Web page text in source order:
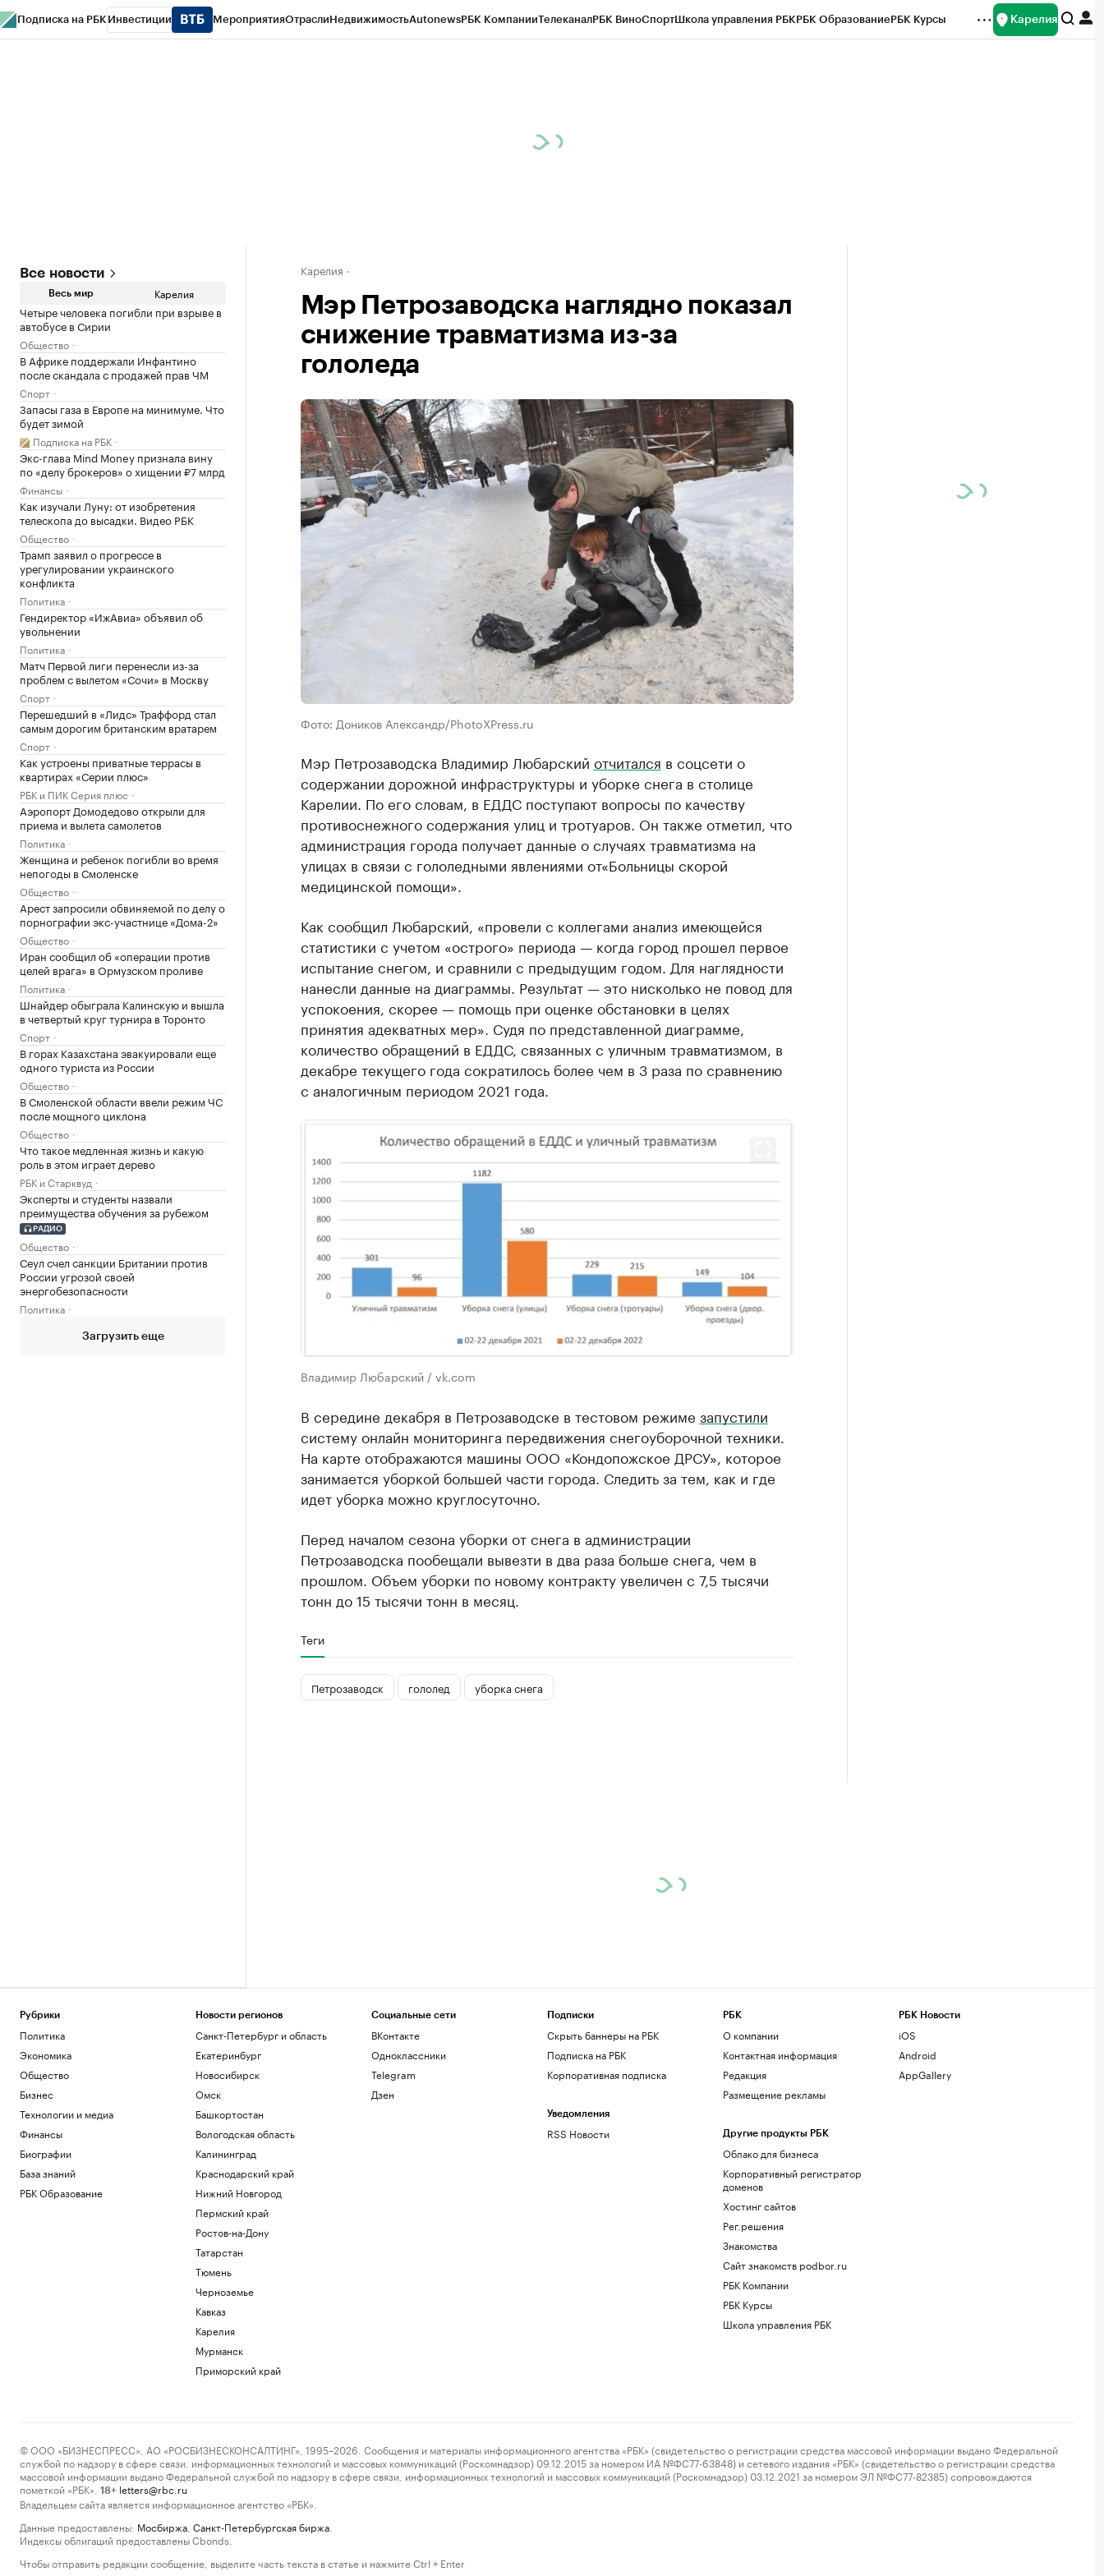
Подписка на РБК Инвестиции МероприятияОтраслиНедвижимостьAutonewsРБК КомпанииТелеканалРБК ВиноСпортШкола управления РБКРБК ОбразованиеРБК Курсы Карелия
Все новости
Весь мир Карелия
Четыре человека погибли при взрыве в
автобусе в Сирии
Общество
В Африке поддержали Инфантино
после скандала с продажей прав ЧМ
Спорт
Запасы газа в Европе на минимуме. Что
будет зимой
Подписка на РБК
Экс-глава Mind Money признала вину
по «делу брокеров» о хищении ₽7 млрд
Финансы
Как изучали Луну: от изобретения
телескопа до высадки. Видео РБК
Общество
Трамп заявил о прогрессе в
урегулировании украинского
конфликта
Политика
Гендиректор «ИжАвиа» объявил об
увольнении
Политика
Матч Первой лиги перенесли из-за
проблем с вылетом «Сочи» в Москву
Спорт
Перешедший в «Лидс» Траффорд стал
самым дорогим британским вратарем
Спорт
Как устроены приватные террасы в
квартирах «Серии плюс»
РБК и ПИК Серия плюс
Аэропорт Домодедово открыли для
приема и вылета самолетов
Политика
Женщина и ребенок погибли во время
непогоды в Смоленске
Общество
Арест запросили обвиняемой по делу о
порнографии экс-участнице «Дома-2»
Общество
Иран сообщил об «операции против
целей врага» в Ормузском проливе
Политика
Шнайдер обыграла Калинскую и вышла
в четвертый круг турнира в Торонто
Спорт
В горах Казахстана эвакуировали еще
одного туриста из России
Общество
В Смоленской области ввели режим ЧС
после мощного циклона
Общество
Что такое медленная жизнь и какую
роль в этом играет дерево
РБК и Старквуд
Эксперты и студенты назвали
преимущества обучения за рубежом
РАДИО
Общество
Сеул счел санкции Британии против
России угрозой своей
энергобезопасности
Политика
Загрузить еще
Карелия
Мэр Петрозаводска наглядно показал
снижение травматизма из-за
гололеда
Фото: Доников Александр/PhotoXPress.ru
Мэр Петрозаводска Владимир Любарский отчитался в соцсети о
содержании дорожной инфраструктуры и уборке снега в столице
Карелии. По его словам, в ЕДДС поступают вопросы по качеству
противоснежного содержания улиц и тротуаров. Он также отметил, что
администрация города получает данные о случаях травматизма на
улицах в связи с гололедными явлениями от«Больницы скорой
медицинской помощи».
Как сообщил Любарский, «провели с коллегами анализ имеющейся
статистики с учетом «острого» периода — когда город прошел первое
испытание снегом, и сравнили с предыдущим годом. Для наглядности
нанесли данные на диаграммы. Результат — это нисколько не повод для
успокоения, скорее — помощь при оценке обстановки в целях
принятия адекватных мер». Судя по представленной диаграмме,
количество обращений в ЕДДС, связанных с уличным травматизмом, в
декабре текущего года сократилось более чем в 3 раза по сравнению
с аналогичным периодом 2021 года.
Владимир Любарский / vk.com
В середине декабря в Петрозаводске в тестовом режиме запустили
систему онлайн мониторинга передвижения снегоуборочной техники.
На карте отображаются машины ООО «Кондопожское ДРСУ», которое
занимается уборкой большей части города. Следить за тем, как и где
идет уборка можно круглосуточно.
Перед началом сезона уборки от снега в администрации
Петрозаводска пообещали вывезти в два раза больше снега, чем в
прошлом. Объем уборки по новому контракту увеличен с 7,5 тысячи
тонн до 15 тысячи тонн в месяц.
Теги
Петрозаводск гололед уборка снега
Рубрики
Политика
Экономика
Общество
Бизнес
Технологии и медиа
Финансы
Биографии
База знаний
РБК Образование
Новости регионов
Санкт-Петербург и область
Екатеринбург
Новосибирск
Омск
Башкортостан
Вологодская область
Калининград
Краснодарский край
Нижний Новгород
Пермский край
Ростов-на-Дону
Татарстан
Тюмень
Черноземье
Кавказ
Карелия
Мурманск
Приморский край
Социальные сети
ВКонтакте
Одноклассники
Telegram
Дзен
Подписки
Скрыть баннеры на РБК
Подписка на РБК
Корпоративная подписка
Уведомления
RSS Новости
РБК
О компании
Контактная информация
Редакция
Размещение рекламы
Другие продукты РБК
Облако для бизнеса
Корпоративный регистратор
доменов
Хостинг сайтов
Рег.решения
Знакомства
Сайт знакомств podbor.ru
РБК Компании
РБК Курсы
Школа управления РБК
РБК Новости
iOS
Android
AppGallery
© ООО «БИЗНЕСПРЕСС», АО «РОСБИЗНЕСКОНСАЛТИНГ», 1995–2026. Сообщения и материалы информационного агентства «РБК» (свидетельство о регистрации средства массовой информации выдано Федеральной
службой по надзору в сфере связи, информационных технологий и массовых коммуникаций (Роскомнадзор) 09.12.2015 за номером ИА №ФС77-63848) и сетевого издания «РБК» (свидетельство о регистрации средства
массовой информации выдано Федеральной службой по надзору в сфере связи, информационных технологий и массовых коммуникаций (Роскомнадзор) 03.12.2021 за номером ЭЛ №ФС77-82385) сопровождаются
пометкой «РБК».
18+ letters@rbc.ru
Владельцем сайта является информационное агентство «РБК».
Данные предоставлены: Мосбиржа Санкт-Петербургская биржа
Индексы облигаций предоставлены Cbonds.
Чтобы отправить редакции сообщение, выделите часть текста в статье и нажмите Ctrl + Enter